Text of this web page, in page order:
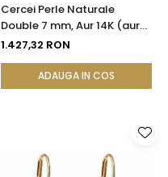
Cercei Perle Naturale
Double 7 mm, Aur 14K (aur
585), Simetrici și Versatili |
1.427,32 RON
ADAUGA IN COS